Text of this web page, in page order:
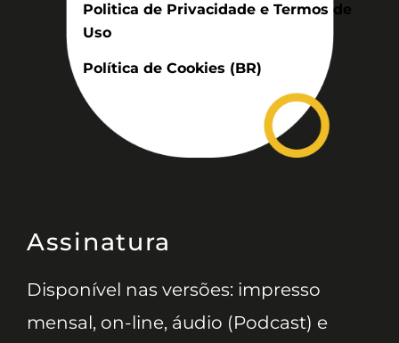
Politica de Privacidade e Termos de
Uso
Política de Cookies (BR)
Assinatura
Disponível nas versões: impresso
mensal, on-line, áudio (Podcast) e